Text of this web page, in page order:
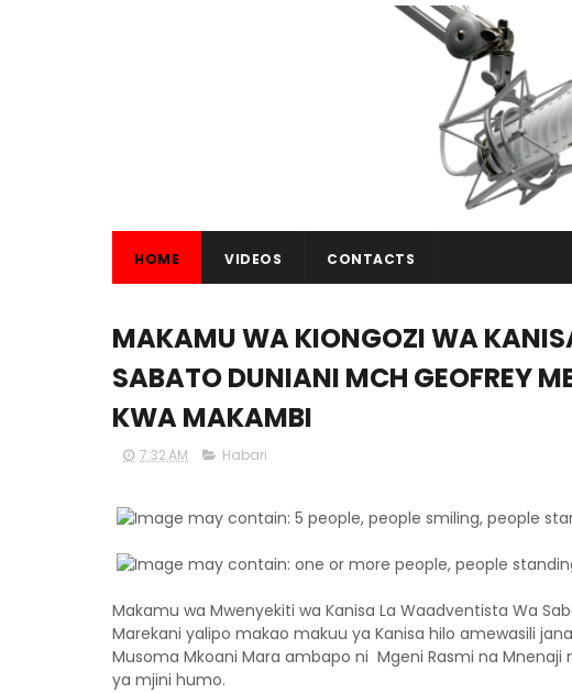
HOME VIDEOS CONTACTS
MAKAMU WA KIONGOZI WA
SABATO DUNIANI MCH GEOFREY
KWA MAKAMBI
7:32 AM Habari
Makamu wa Mwenyekiti wa Kanisa La Waadventista Wa
Marekani yalipo makao makuu ya Kanisa hilo amewasili
Musoma Mkoani Mara ambapo ni Mgeni Rasmi na
ya mjini humo.